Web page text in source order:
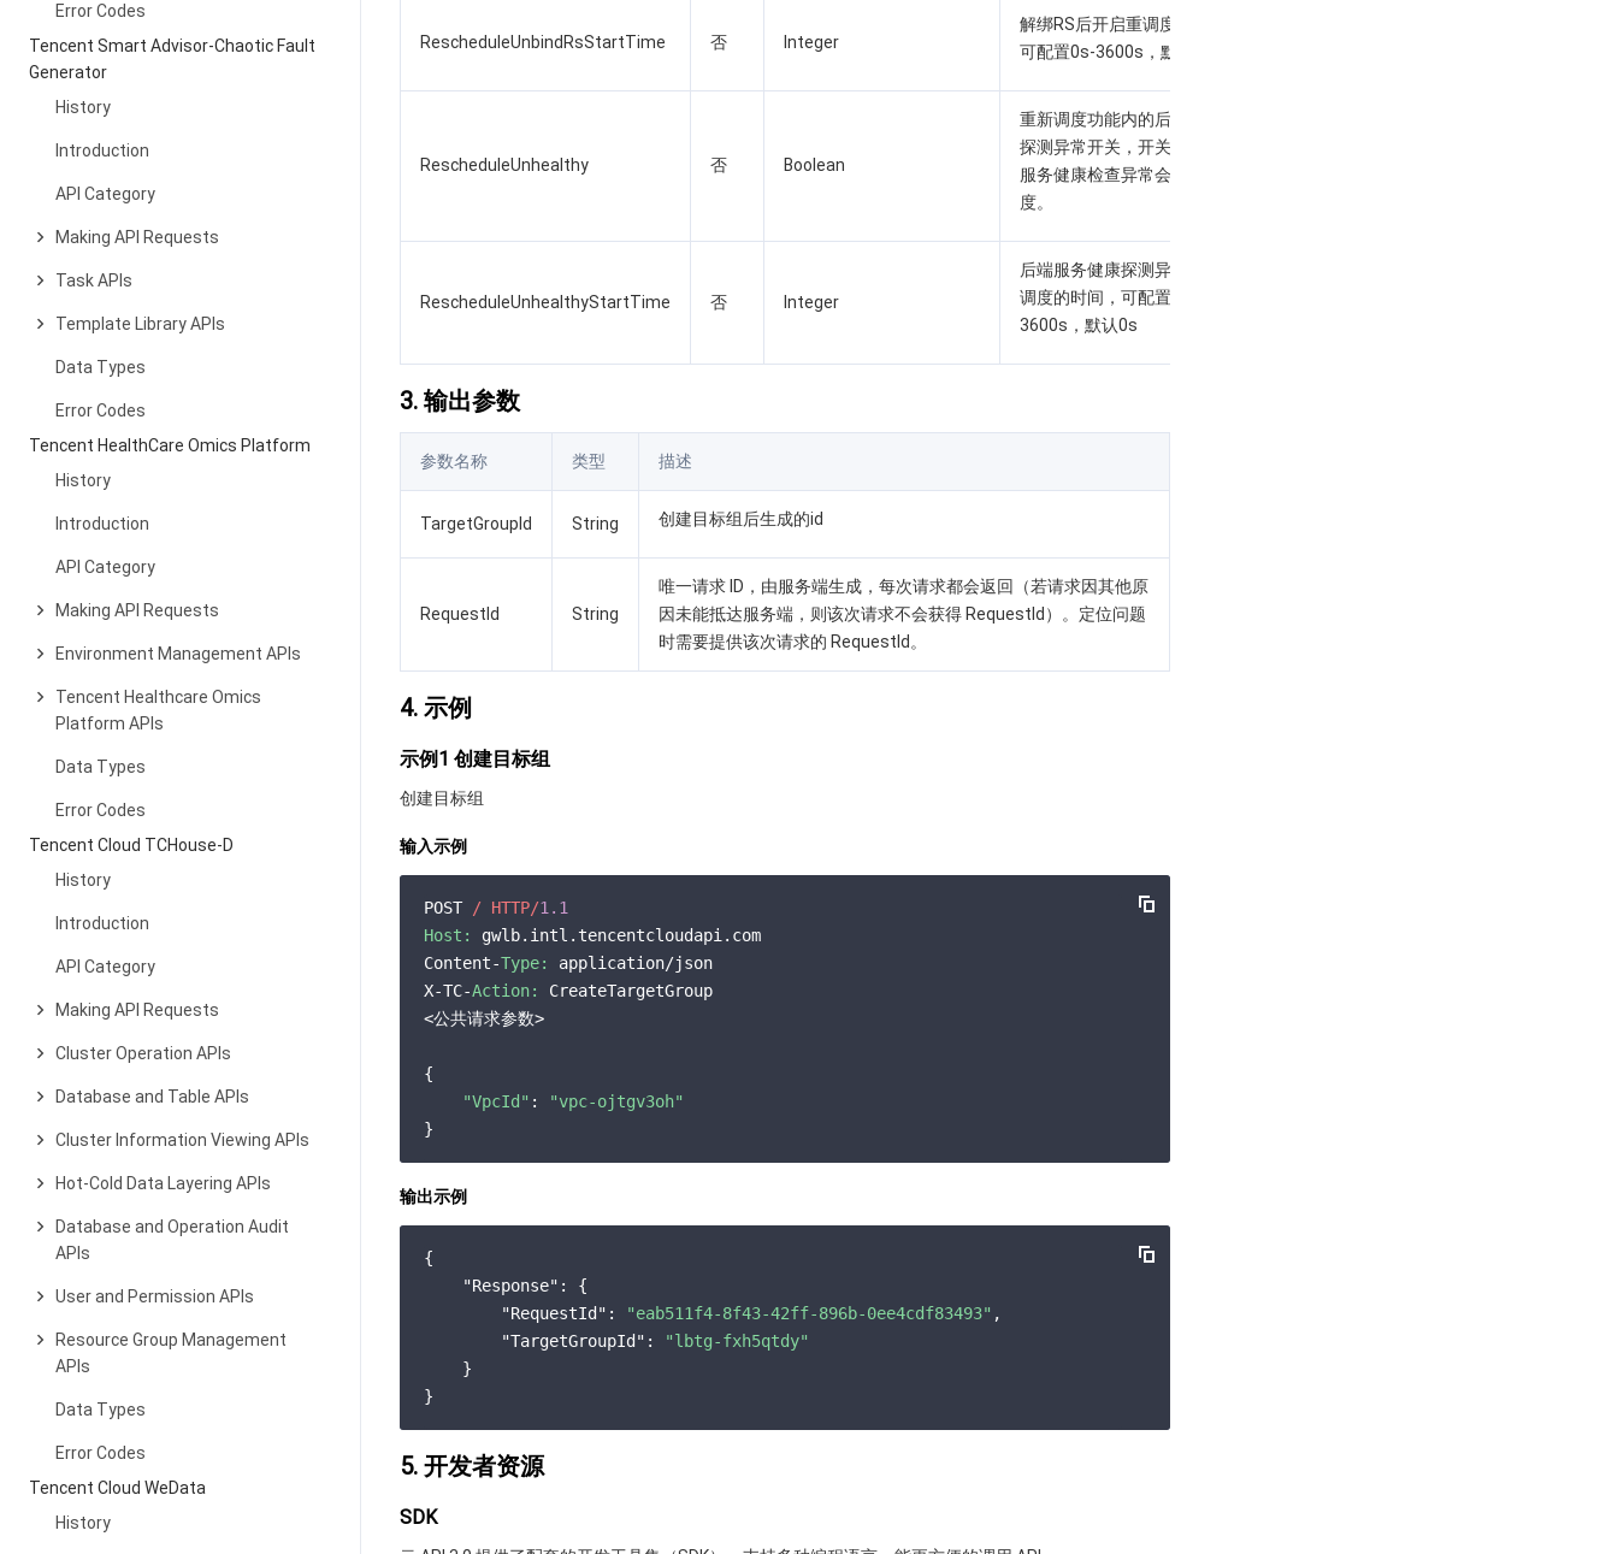
Error Codes
Tencent Smart Advisor-Chaotic Fault
Generator
History
Introduction
API Category
Making API Requests
Task APIs
Template Library APIs
Data Types
Error Codes
Tencent HealthCare Omics Platform
History
Introduction
API Category
Making API Requests
Environment Management APIs
Tencent Healthcare Omics
Platform APIs
Data Types
Error Codes
Tencent Cloud TCHouse-D
History
Introduction
API Category
Making API Requests
Cluster Operation APIs
Database and Table APIs
Cluster Information Viewing APIs
Hot-Cold Data Layering APIs
Database and Operation Audit
APIs
User and Permission APIs
Resource Group Management
APIs
Data Types
Error Codes
Tencent Cloud WeData
History
RescheduleUnbindRsStartTime 否 Integer
解绑RS后开启重调度的时间，
可配置0s-3600s，默认0s
RescheduleUnhealthy 否 Boolean
重新调度功能内的后端服务健康
探测异常开关，开关打开后后端
服务健康检查异常会触发重新调
度。
RescheduleUnhealthyStartTime 否 Integer
后端服务健康探测异常后开启重
调度的时间，可配置0s-
3600s，默认0s
3. 输出参数
参数名称 类型 描述
TargetGroupId String 创建目标组后生成的id
RequestId String
唯一请求 ID，由服务端生成，每次请求都会返回（若请求因其他原
因未能抵达服务端，则该次请求不会获得 RequestId）。定位问题
时需要提供该次请求的 RequestId。
4. 示例
示例1 创建目标组
创建目标组
输入示例
POST / HTTP/1.1
Host:
gwlb.intl.tencentcloudapi.com
Content-Type:
application/json
X-TC-Action:
CreateTargetGroup
<公共请求参数>
{
"VpcId" :
"vpc-ojtgv3oh"
输出示例
{
"Response" : {
"RequestId" : "eab511f4-8f43-42ff-896b-0ee4cdf83493" ,
"TargetGroupId" :
"lbtg-fxh5qtdy"
    }
5. 开发者资源
SDK